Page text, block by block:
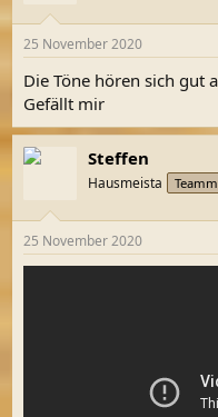
n
e
n
:
25 November 2020
Die Töne hören sich gut
Gefällt mir
Steffen
Hausmeista
25 November 2020